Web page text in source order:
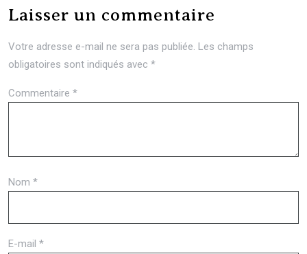
Laisser un commentaire
Votre adresse e-mail ne sera pas publiée. Les champs
obligatoires sont indiqués avec *
Commentaire *
Nom *
E-mail *